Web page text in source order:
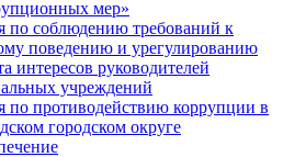
мер»
по соблюдению требований к
поведению и урегулированию
интересов руководителей
учреждений
по противодействию коррупции в
городском округе